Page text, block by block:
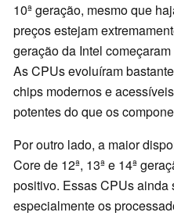
10ª geração, mesmo que
preços estejam
geração da Intel
As CPUs evoluíram
chips modernos e
potentes do que os
Por outro lado, a maior
Core de 12ª, 13ª e 14ª
positivo. Essas CPUs ainda
especialmente os